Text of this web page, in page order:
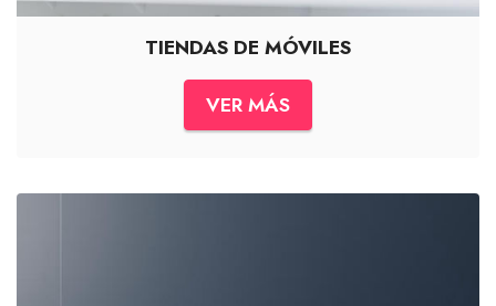
TIENDAS DE MÓVILES
VER MÁS